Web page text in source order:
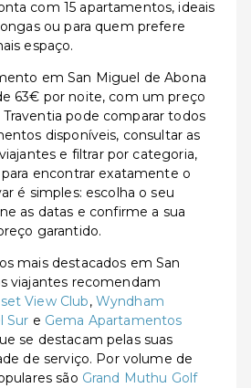
com 15 apartamentos, ideais
ou para quem prefere
espaço.
em San Miguel de Abona
63€ por noite, com um preço
pode comparar todos
disponíveis, consultar as
e filtrar por categoria,
encontrar exatamente o
é simples: escolha o seu
as datas e confirme a sua
garantido.
mais destacados em San
viajantes recomendam
View Club, Wyndham
Sur e Gema Apartamentos
se destacam pelas suas
de serviço. Por volume de
são Grand Muthu Golf